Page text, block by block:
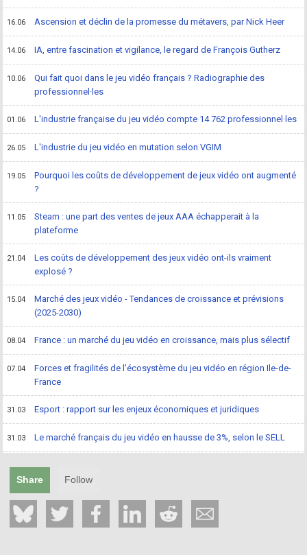
16.06 Ascension et déclin de la promesse du métavers, par Nick Heer
14.06 IA, entre fascination et vigilance, le regard de François Gutherz
10.06
Qui fait quoi dans le jeu vidéo français ? Radiographie des
professionnel·les
01.06 L'industrie française du jeu vidéo compte 14 762 professionnel·les
26.05 L'industrie du jeu vidéo en mutation selon VGIM
19.05
Pourquoi les coûts de développement de jeux vidéo ont augmenté
?
11.05
Steam : une part des ventes de jeux AAA échapperait à la
plateforme
21.04
Les coûts de développement des jeux vidéo ont-ils vraiment
explosé ?
15.04
Marché des jeux vidéo - Tendances de croissance et prévisions
(2025-2030)
08.04 France : un marché du jeu vidéo en croissance, mais plus sélectif
07.04
Forces et fragilités de l'écosystème du jeu vidéo en région Ile-de-
France
31.03 Esport : rapport sur les enjeux économiques et juridiques
31.03 Le marché français du jeu vidéo en hausse de 3%, selon le SELL
Share Follow